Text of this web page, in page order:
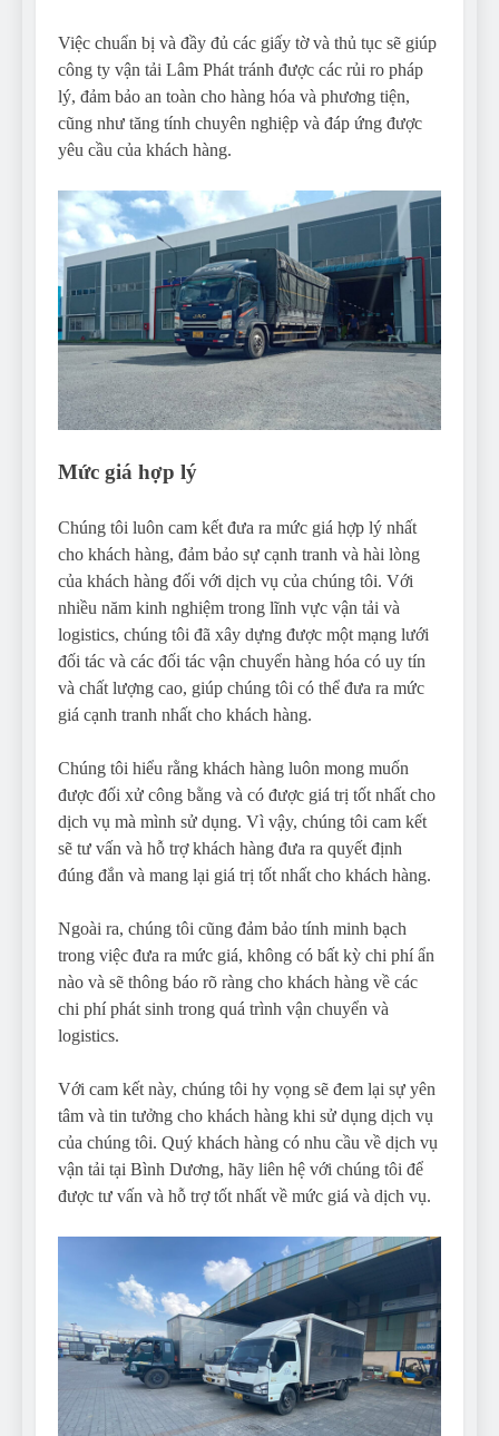
Việc chuẩn bị và đầy đủ các giấy tờ và thủ tục sẽ giúp
công ty vận tải Lâm Phát tránh được các rủi ro pháp
lý, đảm bảo an toàn cho hàng hóa và phương tiện,
cũng như tăng tính chuyên nghiệp và đáp ứng được
yêu cầu của khách hàng.
Mức giá hợp lý
Chúng tôi luôn cam kết đưa ra mức giá hợp lý nhất
cho khách hàng, đảm bảo sự cạnh tranh và hài lòng
của khách hàng đối với dịch vụ của chúng tôi. Với
nhiều năm kinh nghiệm trong lĩnh vực vận tải và
logistics, chúng tôi đã xây dựng được một mạng lưới
đối tác và các đối tác vận chuyển hàng hóa có uy tín
và chất lượng cao, giúp chúng tôi có thể đưa ra mức
giá cạnh tranh nhất cho khách hàng.
Chúng tôi hiểu rằng khách hàng luôn mong muốn
được đối xử công bằng và có được giá trị tốt nhất cho
dịch vụ mà mình sử dụng. Vì vậy, chúng tôi cam kết
sẽ tư vấn và hỗ trợ khách hàng đưa ra quyết định
đúng đắn và mang lại giá trị tốt nhất cho khách hàng.
Ngoài ra, chúng tôi cũng đảm bảo tính minh bạch
trong việc đưa ra mức giá, không có bất kỳ chi phí ẩn
nào và sẽ thông báo rõ ràng cho khách hàng về các
chi phí phát sinh trong quá trình vận chuyển và
logistics.
Với cam kết này, chúng tôi hy vọng sẽ đem lại sự yên
tâm và tin tưởng cho khách hàng khi sử dụng dịch vụ
của chúng tôi. Quý khách hàng có nhu cầu về dịch vụ
vận tải tại Bình Dương, hãy liên hệ với chúng tôi để
được tư vấn và hỗ trợ tốt nhất về mức giá và dịch vụ.